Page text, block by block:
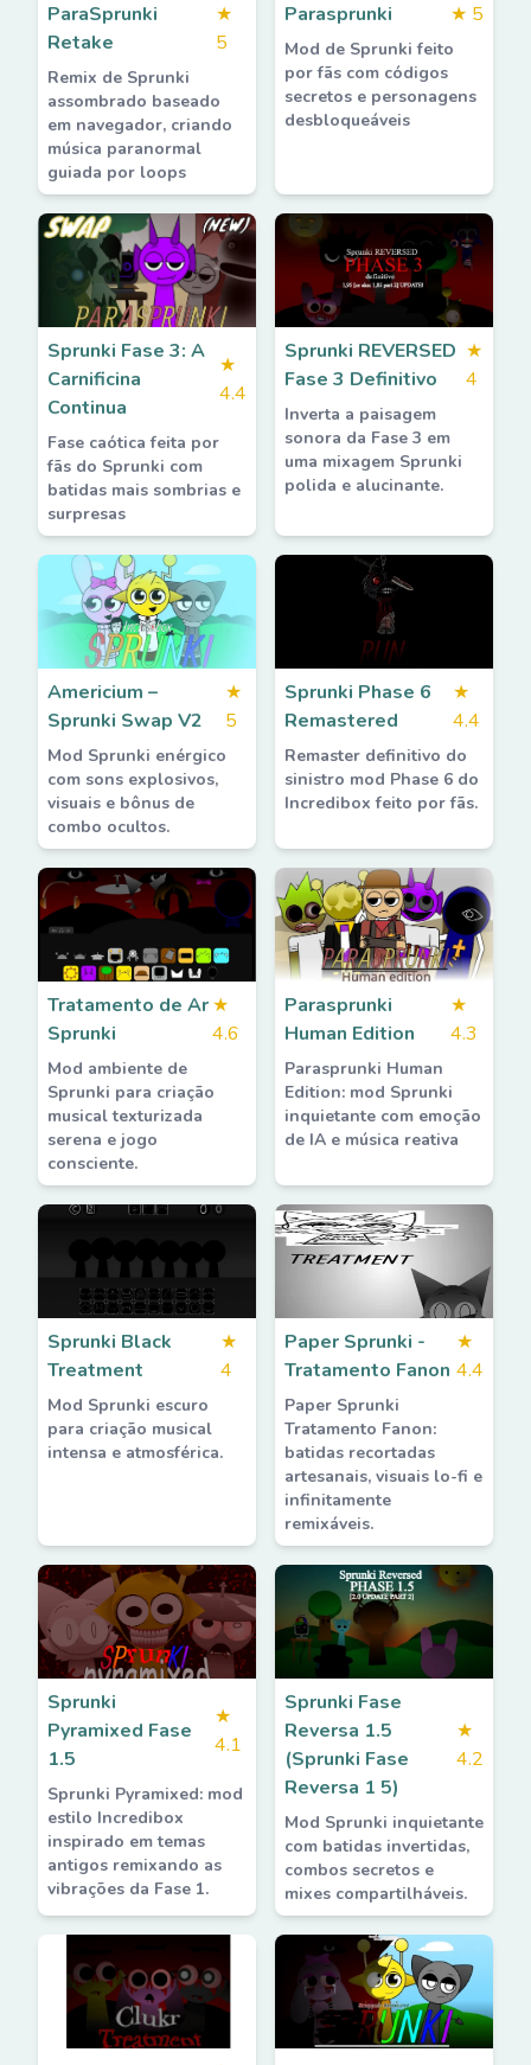
ParaSprunki
Retake
★
5
Remix de Sprunki
assombrado baseado
em navegador, criando
música paranormal
guiada por loops
Parasprunki ★ 5
Mod de Sprunki feito
por fãs com códigos
secretos e personagens
desbloqueáveis
Sprunki Fase 3: A
Carnificina
Continua
★
4.4
Fase caótica feita por
fãs do Sprunki com
batidas mais sombrias e
surpresas
Sprunki REVERSED
Fase 3 Definitivo
★
4
Inverta a paisagem
sonora da Fase 3 em
uma mixagem Sprunki
polida e alucinante.
Americium –
Sprunki Swap V2
★
5
Mod Sprunki enérgico
com sons explosivos,
visuais e bônus de
combo ocultos.
Sprunki Phase 6
Remastered
★
4.4
Remaster definitivo do
sinistro mod Phase 6 do
Incredibox feito por fãs.
Tratamento de Ar
Sprunki
★
4.6
Mod ambiente de
Sprunki para criação
musical texturizada
serena e jogo
consciente.
Parasprunki
Human Edition
★
4.3
Parasprunki Human
Edition: mod Sprunki
inquietante com emoção
de IA e música reativa
Sprunki Black
Treatment
★
4
Mod Sprunki escuro
para criação musical
intensa e atmosférica.
Paper Sprunki -
Tratamento Fanon
★
4.4
Paper Sprunki
Tratamento Fanon:
batidas recortadas
artesanais, visuais lo-fi e
infinitamente
remixáveis.
Sprunki
Pyramixed Fase
1.5
★
4.1
Sprunki Pyramixed: mod
estilo Incredibox
inspirado em temas
antigos remixando as
vibrações da Fase 1.
Sprunki Fase
Reversa 1.5
(Sprunki Fase
Reversa 1 5)
★
4.2
Mod Sprunki inquietante
com batidas invertidas,
combos secretos e
mixes compartilháveis.